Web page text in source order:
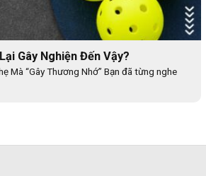
Gây Nghiện Đến Vậy?
Mà “Gây Thương Nhớ” Bạn đã từng nghe